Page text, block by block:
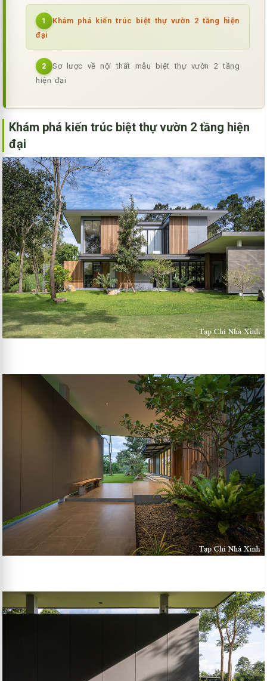
1
Khám phá kiến trúc biệt thự vườn 2 tầng hiện
đại
2
Sơ lược về nội thất mẫu biệt thự vườn 2 tầng
hiện đại
Khám phá kiến trúc biệt thự vườn 2 tầng hiện
đại